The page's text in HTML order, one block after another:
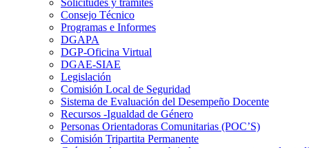
Consejo Técnico
Programas e Informes
DGAPA
DGP-Oficina Virtual
DGAE-SIAE
Legislación
Comisión Local de Seguridad
Sistema de Evaluación del Desempeño Docente
Recursos -Igualdad de Género
Personas Orientadoras Comunitarias (POC’S)
Comisión Tripartita Permanente